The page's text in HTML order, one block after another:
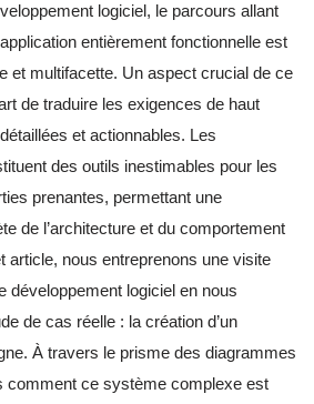
logiciel, le parcours allant
entièrement fonctionnelle est
et multifacette. Un aspect crucial de ce
de traduire les exigences de haut
et actionnables. Les
des outils inestimables pour les
prenantes, permettant une
de l’architecture et du comportement
article, nous entreprenons une visite
développement logiciel en nous
de cas réelle : la création d’un
À travers le prisme des diagrammes
comment ce système complexe est